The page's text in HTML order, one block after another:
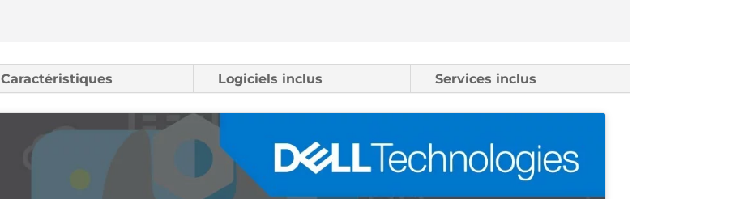
Caractéristiques Logiciels inclus Services inclus